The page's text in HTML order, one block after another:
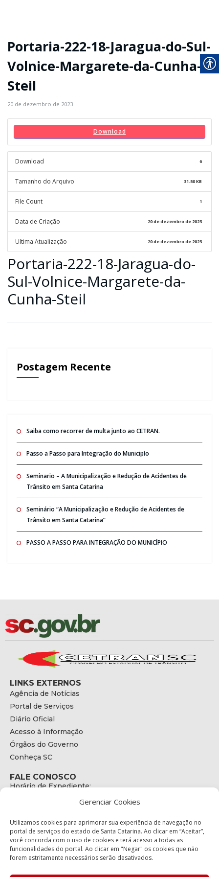
Gerenciar Cookies
Utilizamos cookies para aprimorar sua experiência de navegação no
portal de serviços do estado de Santa Catarina. Ao clicar em “Aceitar”,
você concorda com o uso de cookies e terá acesso a todas as
funcionalidades do portal. Ao clicar em "Negar" os cookies que não
forem estritamente necessários serão desativados.
Portaria-222-18-Jaragua-do-Sul-
Volnice-Margarete-da-Cunha-
Steil
20 de dezembro de 2023
Download
Download 6
Tamanho do Arquivo 31.50 KB
File Count 1
Data de Criação 20 de dezembro de 2023
Ultima Atualização 20 de dezembro de 2023
Portaria-222-18-Jaragua-do-
Sul-Volnice-Margarete-da-
Cunha-Steil
Postagem Recente
Saiba como recorrer de multa junto ao CETRAN.
Passo a Passo para Integração do Municipío
Seminario – A Municipalização e Redução de Acidentes de
Trânsito em Santa Catarina
Seminário “A Municipalização e Redução de Acidentes de
Trânsito em Santa Catarina”
PASSO A PASSO PARA INTEGRAÇÃO DO MUNICÍPIO
LINKS EXTERNOS
Agência de Notícias
Portal de Serviços
Diário Oficial
Acesso à Informação
Órgãos do Governo
Conheça SC
FALE CONOSCO
Horário de Expediente:
E-mail:
secretariaexecutiva@cetran.sc.gov.br
ENDEREÇO
Endereço:
Bairro: